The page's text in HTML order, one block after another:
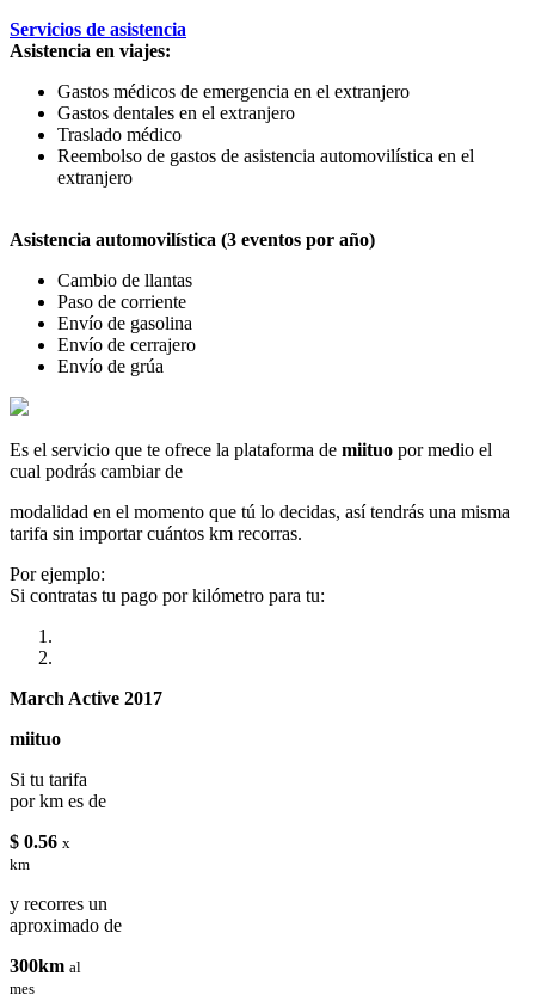
Servicios de asistencia
Asistencia en viajes:
Gastos médicos de emergencia en el extranjero
Gastos dentales en el extranjero
Traslado médico
Reembolso de gastos de asistencia automovilística en el
extranjero
Asistencia automovilística (3 eventos por año)
Cambio de llantas
Paso de corriente
Envío de gasolina
Envío de cerrajero
Envío de grúa
Es el servicio que te ofrece la plataforma de miituo por medio el
cual podrás cambiar de
modalidad en el momento que tú lo decidas, así tendrás una misma
tarifa sin importar cuántos km recorras.
Por ejemplo:
Si contratas tu pago por kilómetro para tu:
March Active 2017
miituo
Si tu tarifa
por km es de
$ 0.56 x
km
y recorres un
aproximado de
300km al
mes